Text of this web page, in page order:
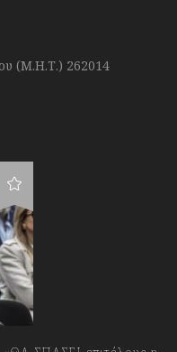
(Μ.Η.Τ.) 262014